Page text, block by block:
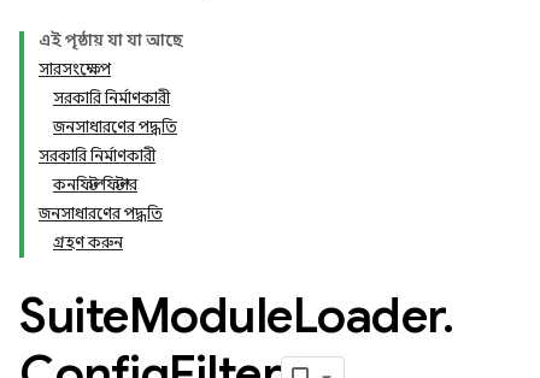
এই পৃষ্ঠায় যা যা আছে
সারসংক্ষেপ
সরকারি নির্মাণকারী
জনসাধারণের পদ্ধতি
সরকারি নির্মাণকারী
কনফিল্ট ফিল্টার
জনসাধারণের পদ্ধতি
গ্রহণ করুন
SuiteModuleLoader.